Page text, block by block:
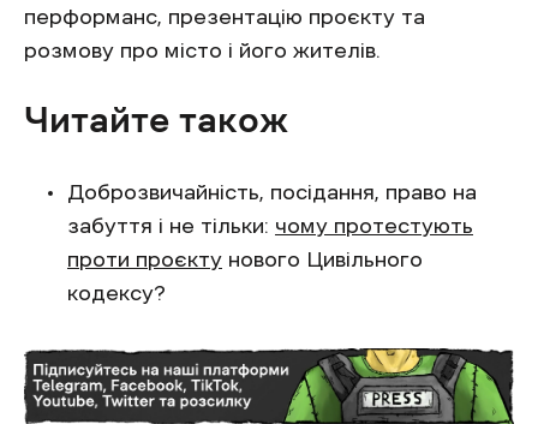
перформанс, презентацію проєкту та
розмову про місто і його жителів.
Читайте також
Доброзвичайність, посідання, право на
забуття і не тільки: чому протестують
проти проєкту нового Цивільного
кодексу?